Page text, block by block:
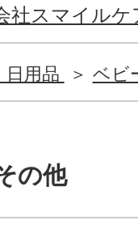
社スマイル
日用品 ベビ
の他